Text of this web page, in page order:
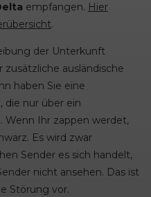
empfangen. Hier
.
der Unterkunft
zusätzliche ausländische
haben Sie eine
die nur über ein
Wenn Ihr zappen werdet,
Es wird zwar
Sender es sich handelt,
nicht ansehen. Das ist
Störung vor.